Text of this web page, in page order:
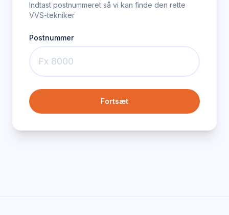
Indtast postnummeret så vi kan finde den rette
VVS-tekniker
Postnummer
Fortsæt